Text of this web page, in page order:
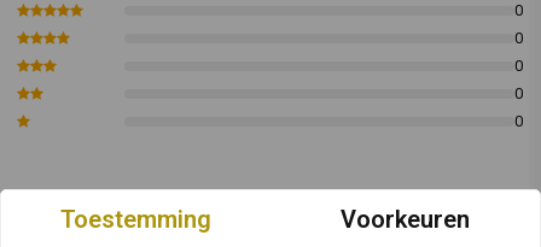
het voor optimale prestaties. Voldoe aan de specificaties van de
0
0
0
0
0
Plaats ook een review
Toestemming Voorkeuren